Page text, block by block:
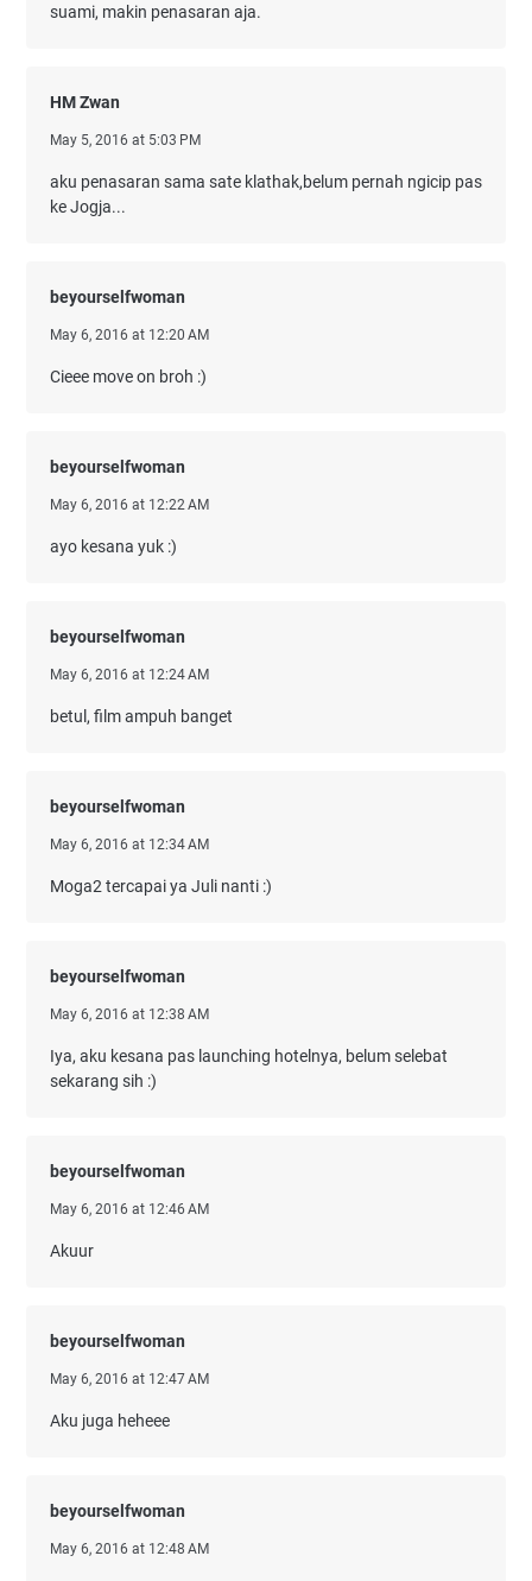
suami, makin penasaran aja.
HM Zwan
May 5, 2016 at 5:03 PM
aku penasaran sama sate klathak,belum pernah ngicip pas
ke Jogja...
beyourselfwoman
May 6, 2016 at 12:20 AM
Cieee move on broh :)
beyourselfwoman
May 6, 2016 at 12:22 AM
ayo kesana yuk :)
beyourselfwoman
May 6, 2016 at 12:24 AM
betul, film ampuh banget
beyourselfwoman
May 6, 2016 at 12:34 AM
Moga2 tercapai ya Juli nanti :)
beyourselfwoman
May 6, 2016 at 12:38 AM
Iya, aku kesana pas launching hotelnya, belum selebat
sekarang sih :)
beyourselfwoman
May 6, 2016 at 12:46 AM
Akuur
beyourselfwoman
May 6, 2016 at 12:47 AM
Aku juga heheee
beyourselfwoman
May 6, 2016 at 12:48 AM